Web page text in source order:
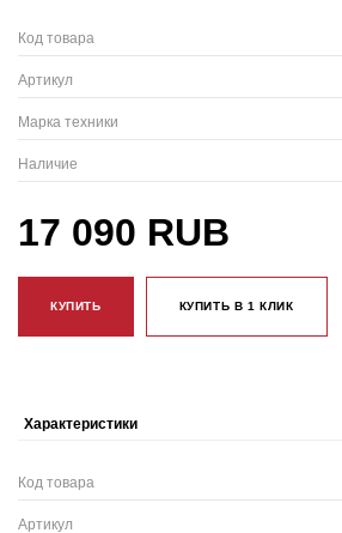
Код товара
Артикул
Марка техники
Наличие
17 090 RUB
КУПИТЬ КУПИТЬ В 1 КЛИК
Характеристики
Код товара
Артикул